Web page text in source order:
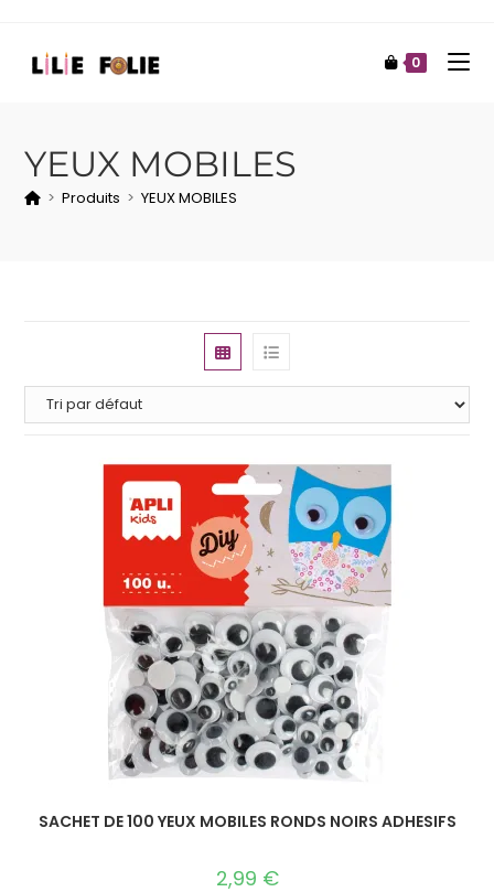
0
YEUX MOBILES
> Produits > YEUX MOBILES
SACHET DE 100 YEUX MOBILES RONDS NOIRS ADHESIFS
2,99 €